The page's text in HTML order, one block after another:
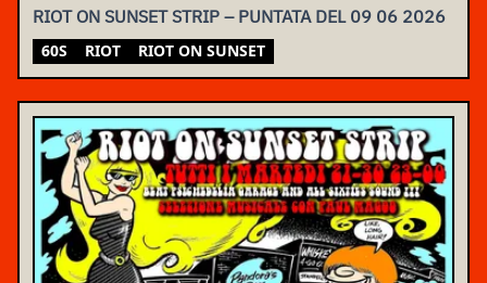
RIOT ON SUNSET STRIP – PUNTATA DEL 09 06 2026
60S RIOT RIOT ON SUNSET